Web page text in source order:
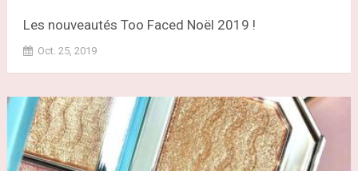
Les nouveautés Too Faced Noël 2019 !
Oct. 25, 2019